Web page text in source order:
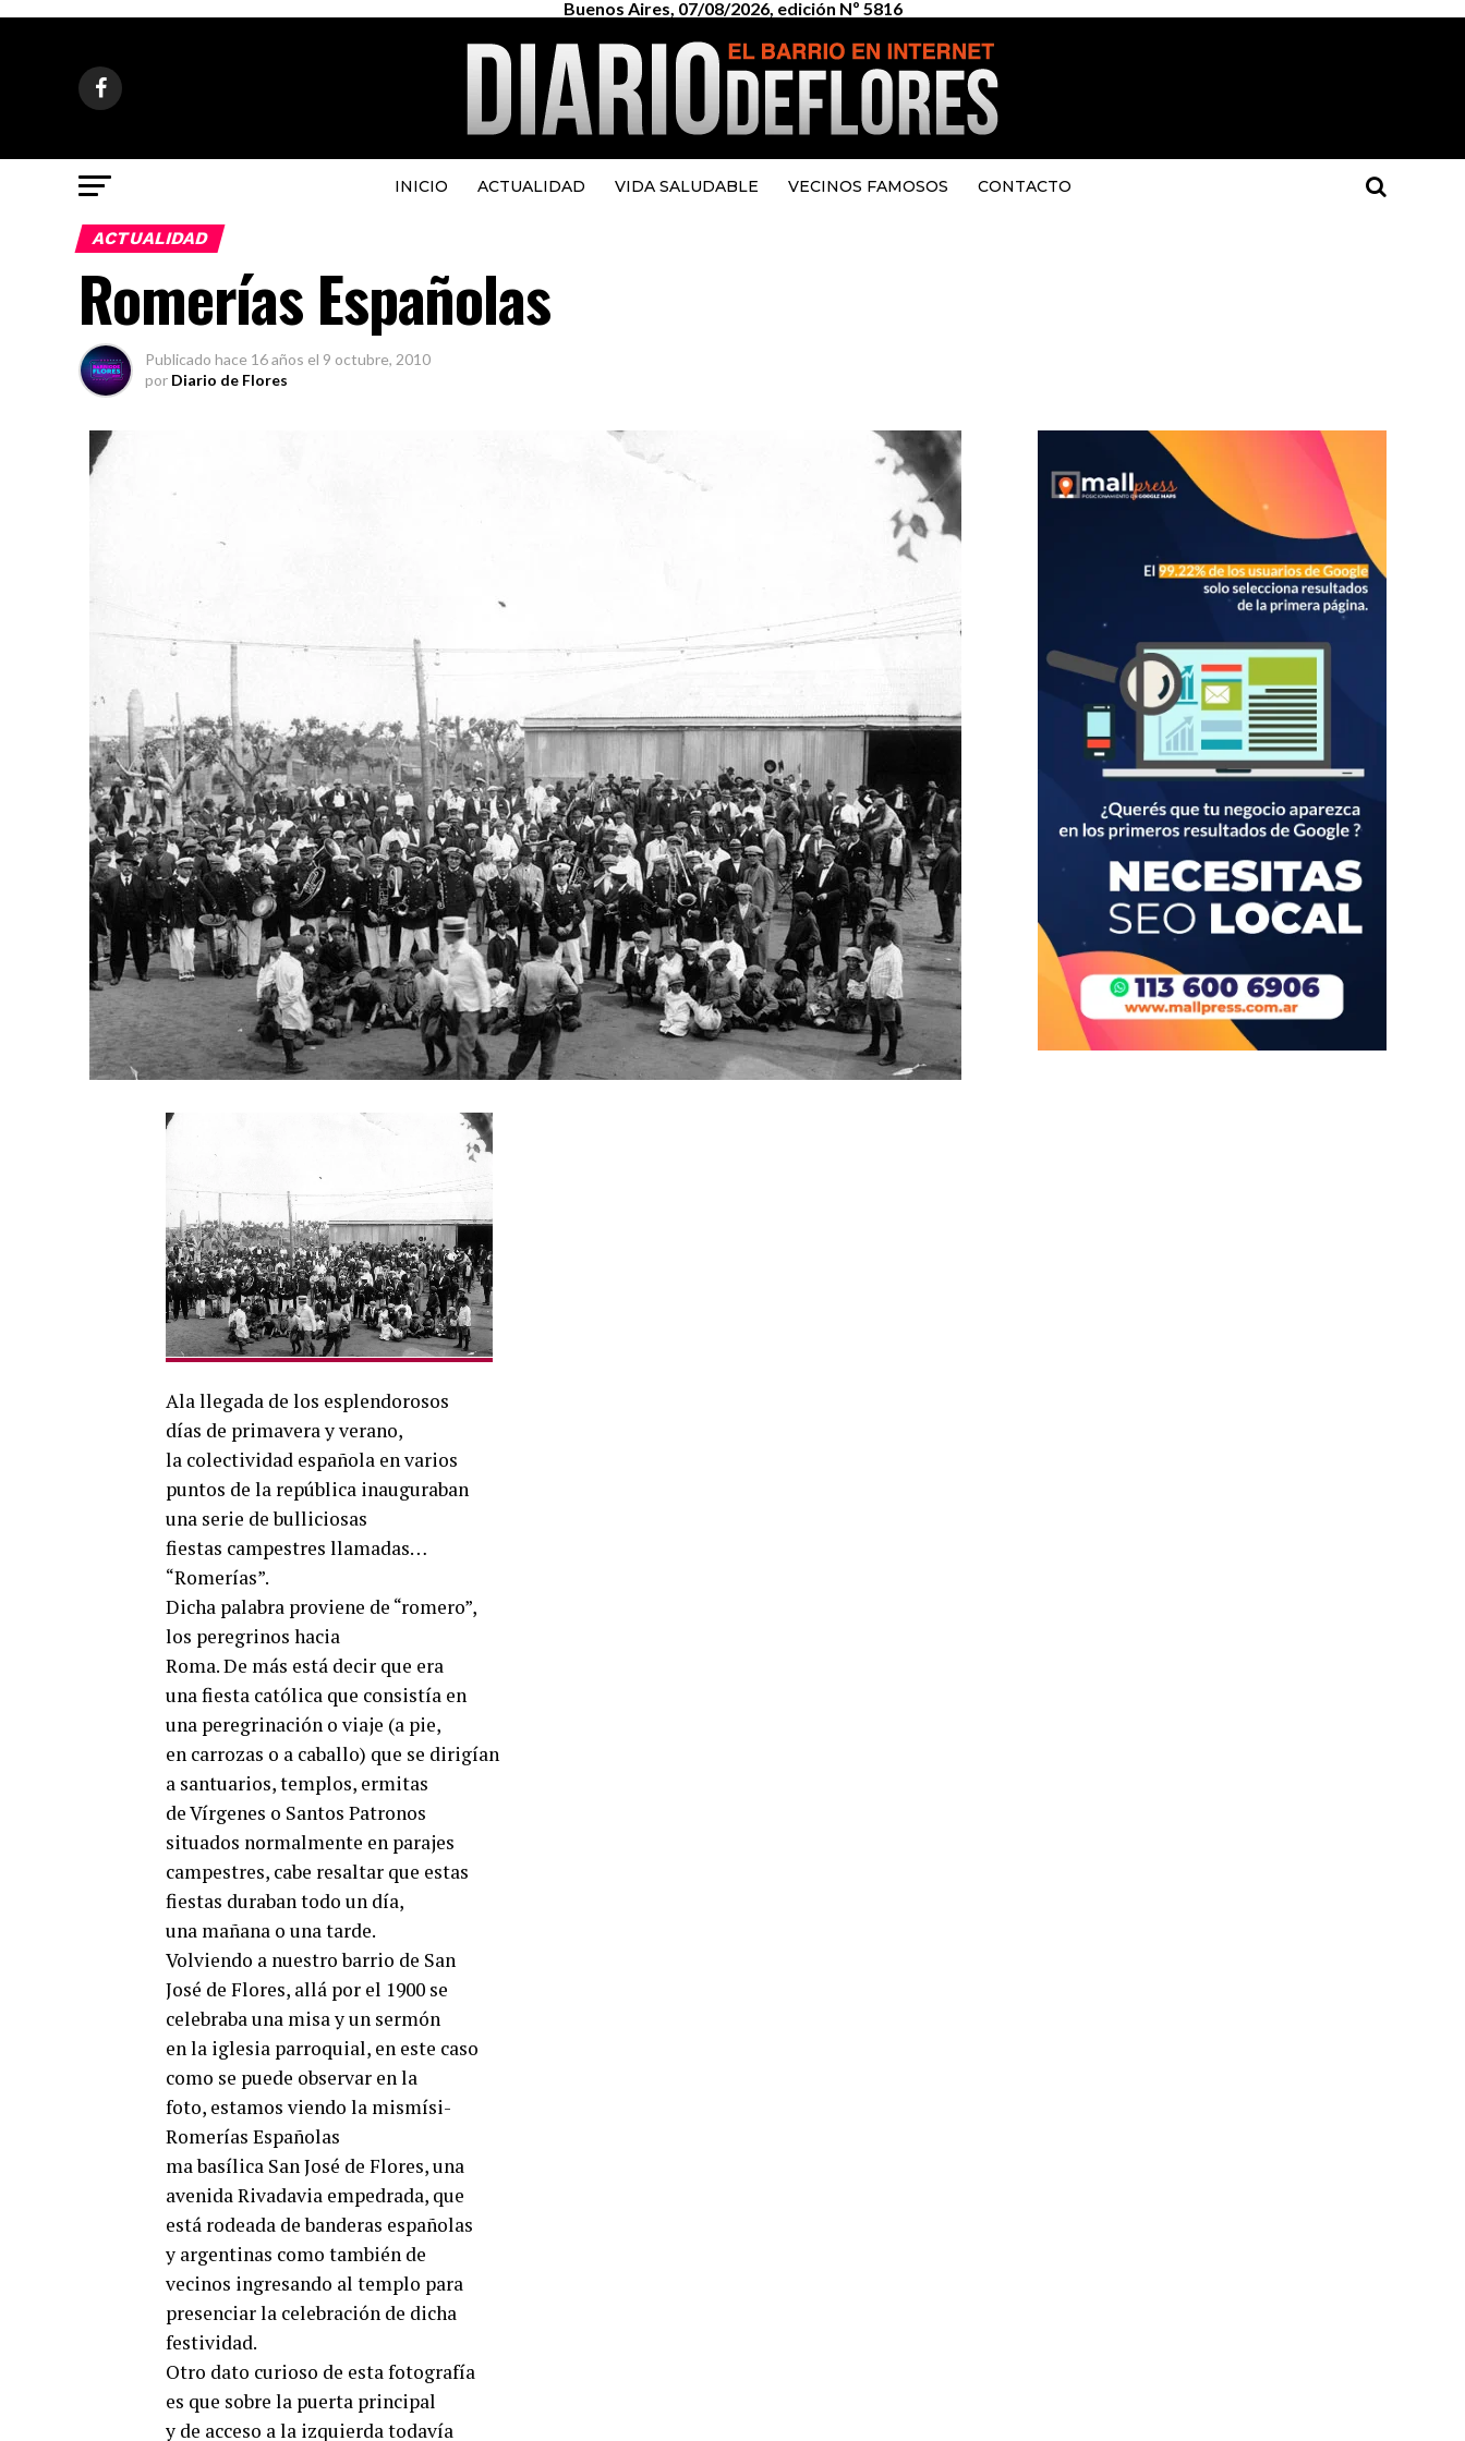
Buenos Aires, 07/08/2026, edición Nº 5816
INICIO ACTUALIDAD VIDA SALUDABLE VECINOS FAMOSOS CONTACTO
ACTUALIDAD
Romerías Españolas
Publicado hace 16 años el 9 octubre, 2010
por Diario de Flores
Ala llegada de los esplendorosos
días de primavera y verano,
la colectividad española en varios
puntos de la república inauguraban
una serie de bulliciosas
fiestas campestres llamadas…
“Romerías”.
Dicha palabra proviene de “romero”,
los peregrinos hacia
Roma. De más está decir que era
una fiesta católica que consistía en
una peregrinación o viaje (a pie,
en carrozas o a caballo) que se dirigían
a santuarios, templos, ermitas
de Vírgenes o Santos Patronos
situados normalmente en parajes
campestres, cabe resaltar que estas
fiestas duraban todo un día,
una mañana o una tarde.
Volviendo a nuestro barrio de San
José de Flores, allá por el 1900 se
celebraba una misa y un sermón
en la iglesia parroquial, en este caso
como se puede observar en la
foto, estamos viendo la mismísi-
Romerías Españolas
ma basílica San José de Flores, una
avenida Rivadavia empedrada, que
está rodeada de banderas españolas
y argentinas como también de
vecinos ingresando al templo para
presenciar la celebración de dicha
festividad.
Otro dato curioso de esta fotografía
es que sobre la puerta principal
y de acceso a la izquierda todavía